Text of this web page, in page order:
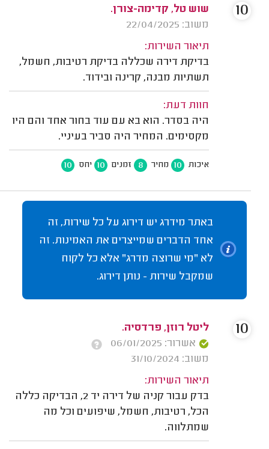
שוש טל, קדימה-צורן.
משוב: 22/04/2025
תיאור השירות:
בדיקת דירה שכללה בדיקת רטיבות, חשמל,
תשתיות מבנה, קרינה ובידוד.
חוות דעת:
היה בסדר. הוא בא עם עוד בחור אחד והם היו
מקסימים. המחיר היה סביר בעיניי.
איכות 10 מחיר 8 זמנים 10 יחס 10
10
באתר מידרג יש דירוג על כל שירות, זה
אחד הדברים שמייצרים את האמינות. זה
לא "מי שרוצה מדרג" אלא כל לקוח
שמקבל שירות - נותן דירוג.
ליטל רוזן, פרדסיה.
אשרור: 06/01/2025
משוב: 31/10/2024
תיאור השירות:
בדק עבור קניה של דירה יד 2, הבדיקה כללה
הכל, רטיבות, חשמל, שיפועים וכל מה
שמתלווה.
10